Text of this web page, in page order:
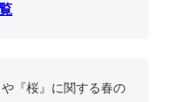
『桜』に関する春の